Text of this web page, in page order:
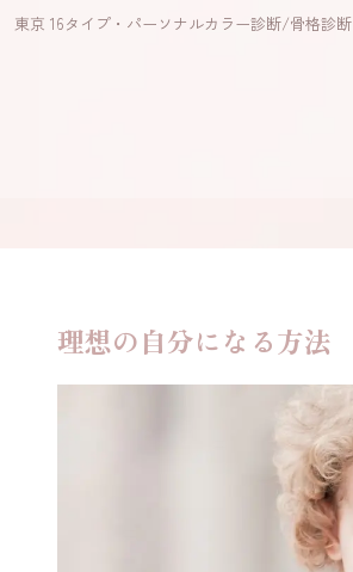
東京 16タイプ・パーソナルカラー診断/骨格診断
理想の自分になる方法